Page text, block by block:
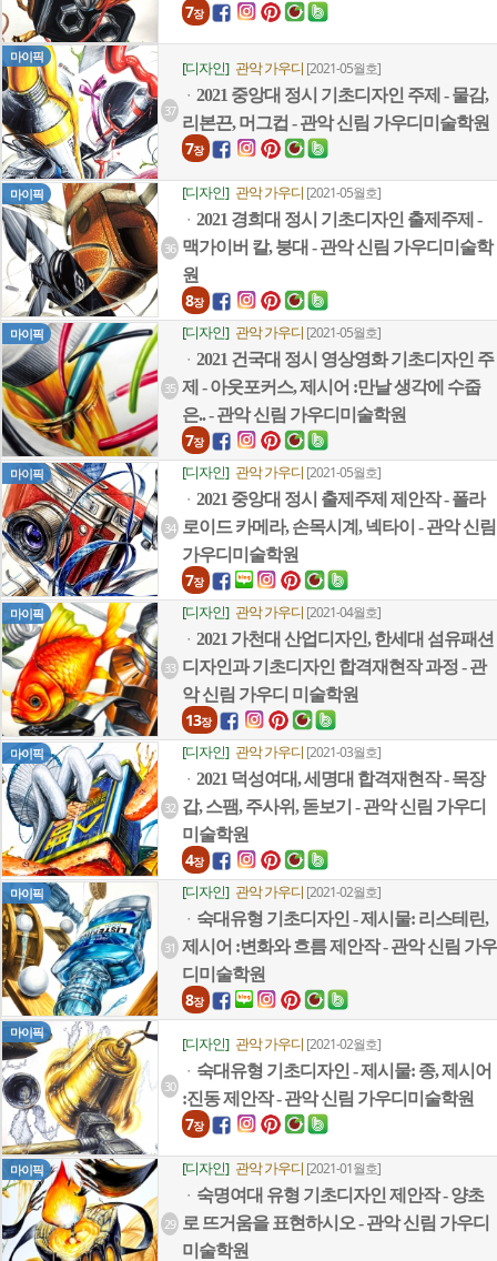
7장
마이픽
37
[디자인] 관악 가우디 [2021-05월호]
ㆍ 2021 중앙대 정시 기초디자인 주제 - 물감,
리본끈, 머그컵 - 관악 신림 가우디미술학원
7장
마이픽
36
[디자인] 관악 가우디 [2021-05월호]
ㆍ 2021 경희대 정시 기초디자인 출제주제 -
맥가이버 칼, 붕대 - 관악 신림 가우디미술학
원
8장
마이픽
35
[디자인] 관악 가우디 [2021-05월호]
ㆍ 2021 건국대 정시 영상영화 기초디자인 주
제 - 아웃포커스, 제시어 :만날 생각에 수줍
은.. - 관악 신림 가우디미술학원
7장
마이픽
34
[디자인] 관악 가우디 [2021-05월호]
ㆍ 2021 중앙대 정시 출제주제 제안작 - 폴라
로이드 카메라, 손목시계, 넥타이 - 관악 신림
가우디미술학원
7장
마이픽
33
[디자인] 관악 가우디 [2021-04월호]
ㆍ 2021 가천대 산업디자인, 한세대 섬유패션
디자인과 기초디자인 합격재현작 과정 - 관
악 신림 가우디 미술학원
13장
마이픽
32
[디자인] 관악 가우디 [2021-03월호]
ㆍ 2021 덕성여대, 세명대 합격재현작 - 목장
갑, 스팸, 주사위, 돋보기 - 관악 신림 가우디
미술학원
4장
마이픽
31
[디자인] 관악 가우디 [2021-02월호]
ㆍ 숙대유형 기초디자인 - 제시물: 리스테린,
제시어 :변화와 흐름 제안작 - 관악 신림 가우
디미술학원
8장
마이픽
30
[디자인] 관악 가우디 [2021-02월호]
ㆍ 숙대유형 기초디자인 - 제시물: 종, 제시어
:진동 제안작 - 관악 신림 가우디미술학원
7장
마이픽
29
[디자인] 관악 가우디 [2021-01월호]
ㆍ 숙명여대 유형 기초디자인 제안작 - 양초
로 뜨거움을 표현하시오 - 관악 신림 가우디
미술학원